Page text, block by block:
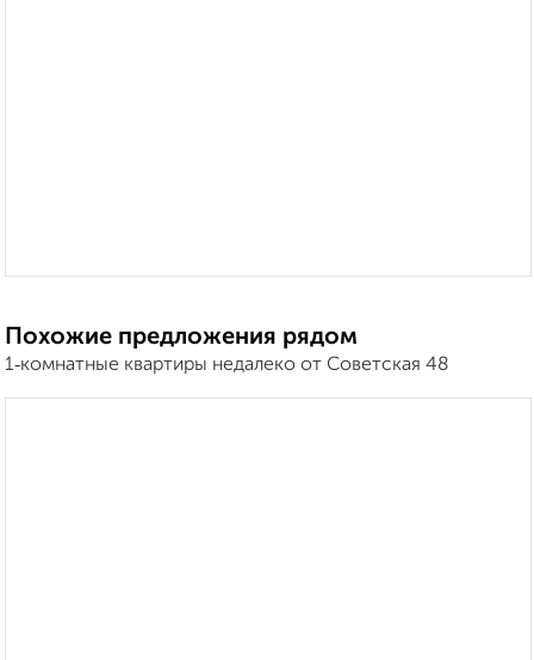
Похожие предложения рядом
1‑комнатные квартиры недалеко от Советская 48